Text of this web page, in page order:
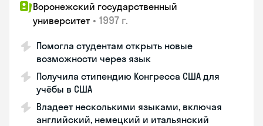
Воронежский государственный
университет • 1997 г.
Помогла студентам открыть новые
возможности через язык
Получила стипендию Конгресса США для
учёбы в США
Владеет несколькими языками, включая
английский, немецкий и итальянский